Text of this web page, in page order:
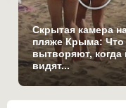
Скрытая камера
пляже Крыма:
вытворяют, когда
видят...